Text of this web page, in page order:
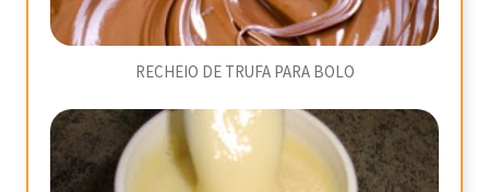
RECHEIO DE TRUFA PARA BOLO